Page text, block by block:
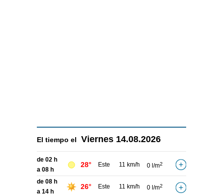
El tiempo el Viernes 14.08.2026
de 02 h
a 08 h
28° Este 11 km/h 0 l/m2
de 08 h
a 14 h
26° Este 11 km/h 0 l/m2